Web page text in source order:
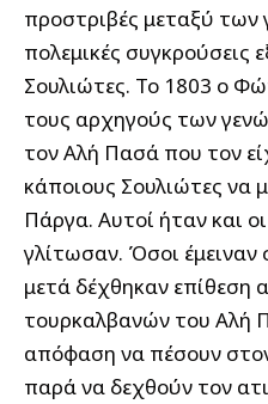
προστριβές μεταξύ των
πολεμικές συγκρούσεις
Σουλιώτες. Το 1803 ο
τους αρχηγούς των
τον Αλή Πασά που τον
κάποιους Σουλιώτες να
Πάργα. Αυτοί ήταν και
γλίτωσαν. Όσοι έμειναν
μετά δέχθηκαν επίθεση
τουρκαλβανών του Αλή
απόφαση να πέσουν
παρά να δεχθούν τον